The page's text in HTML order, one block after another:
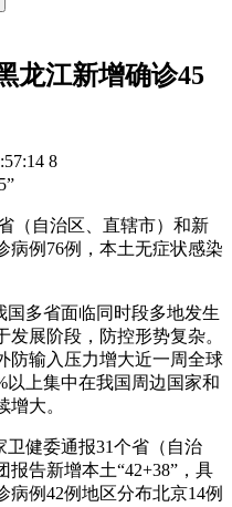
龙江新增确诊45
8
（自治区、直辖市）和新
病例76例，本土无症状感染
国多省面临同时段多地发生
展阶段，防控形势复杂。
防输入压力增大近一周全球
以上集中在我国周边国家和
大。
卫健委通报31个省（自治
告新增本土“42+38”，具
例42例地区分布北京14例